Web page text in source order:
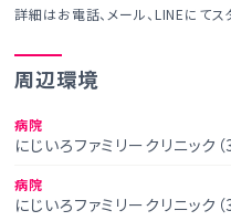
詳細はお電話、メール、LINEにてス
周辺環境
病院
にじいろファミリークリニック（
病院
にじいろファミリークリニック（